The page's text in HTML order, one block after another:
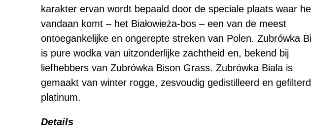
karakter ervan wordt bepaald door de speciale plaats waar
vandaan komt – het Białowieża-bos – een van de meest
ontoegankelijke en ongerepte streken van Polen. Zubrówka
is pure wodka van uitzonderlijke zachtheid en, bekend bij
liefhebbers van Zubrówka Bison Grass. Zubrówka Biala is
gemaakt van winter rogge, zesvoudig gedistilleerd en
platinum.
Details